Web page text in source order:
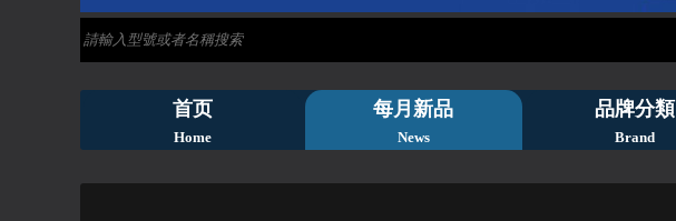
首页
Home
每月新品
News
品牌分類
Brand